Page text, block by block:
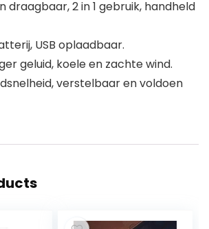
draagbaar, 2 in 1 gebruik, handheld
USB oplaadbaar.
geluid, koele en zachte wind.
verstelbaar en voldoen